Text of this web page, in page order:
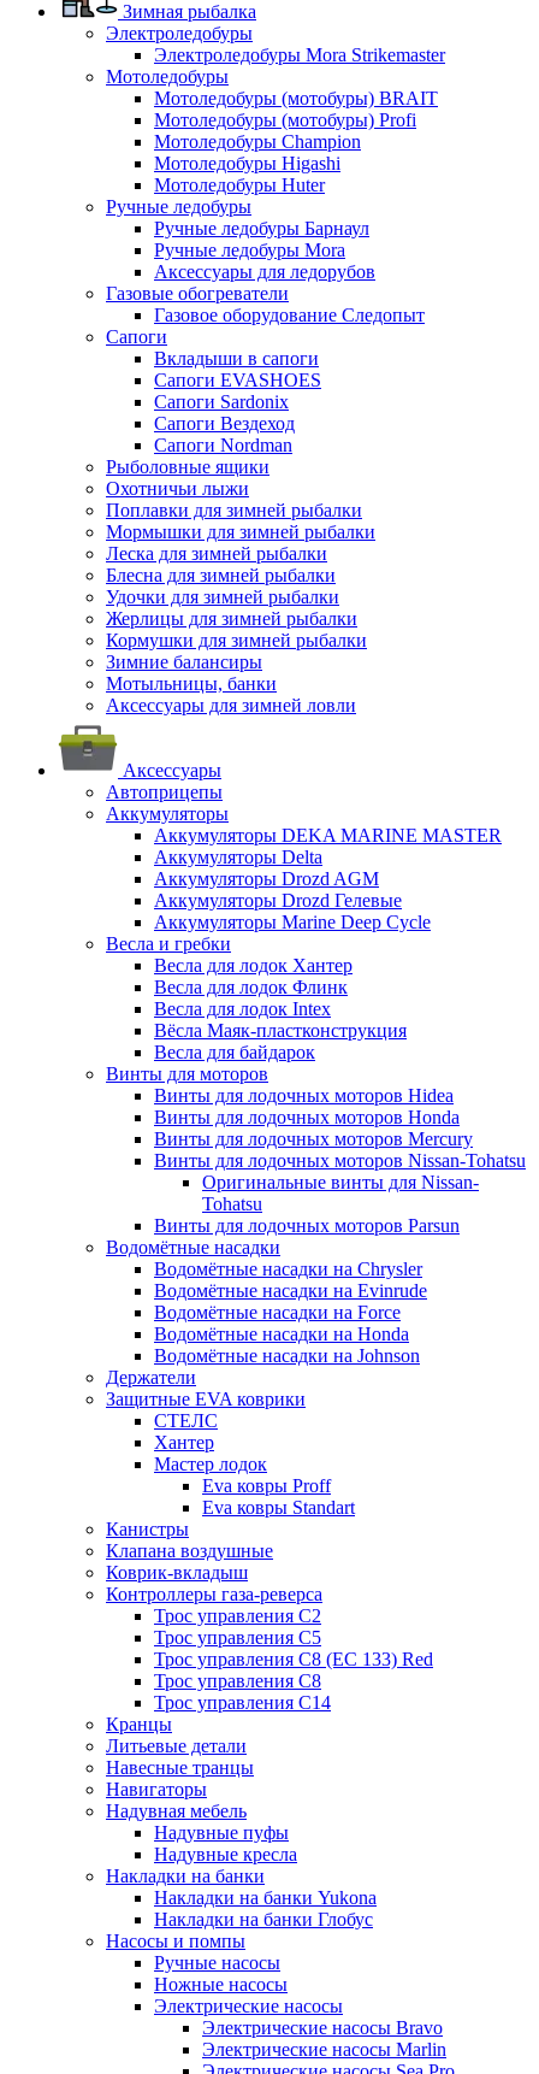
Зимная рыбалка
Электроледобуры
Электроледобуры Mora Strikemaster
Мотоледобуры
Мотоледобуры (мотобуры) BRAIT
Мотоледобуры (мотобуры) Profi
Мотоледобуры Champion
Мотоледобуры Higashi
Мотоледобуры Huter
Ручные ледобуры
Ручные ледобуры Барнаул
Ручные ледобуры Mora
Аксессуары для ледорубов
Газовые обогреватели
Газовое оборудование Следопыт
Сапоги
Вкладыши в сапоги
Сапоги EVASHOES
Сапоги Sardonix
Сапоги Вездеход
Сапоги Nordman
Рыболовные ящики
Охотничьи лыжи
Поплавки для зимней рыбалки
Мормышки для зимней рыбалки
Леска для зимней рыбалки
Блесна для зимней рыбалки
Удочки для зимней рыбалки
Жерлицы для зимней рыбалки
Кормушки для зимней рыбалки
Зимние балансиры
Мотыльницы, банки
Аксессуары для зимней ловли
Аксессуары
Автоприцепы
Аккумуляторы
Аккумуляторы DEKA MARINE MASTER
Аккумуляторы Delta
Аккумуляторы Drozd AGM
Аккумуляторы Drozd Гелевые
Аккумуляторы Marine Deep Cycle
Весла и гребки
Весла для лодок Хантер
Весла для лодок Флинк
Весла для лодок Intex
Вёсла Маяк-пластконструкция
Весла для байдарок
Винты для моторов
Винты для лодочных моторов Hidea
Винты для лодочных моторов Honda
Винты для лодочных моторов Mercury
Винты для лодочных моторов Nissan-Tohatsu
Оригинальные винты для Nissan-
Tohatsu
Винты для лодочных моторов Parsun
Водомётные насадки
Водомётные насадки на Chrysler
Водомётные насадки на Evinrude
Водомётные насадки на Force
Водомётные насадки на Honda
Водомётные насадки на Johnson
Держатели
Защитные EVA коврики
СТЕЛС
Хантер
Мастер лодок
Eva ковры Proff
Eva ковры Standart
Канистры
Клапана воздушные
Коврик-вкладыш
Контроллеры газа-реверса
Трос управления C2
Трос управления C5
Трос управления C8 (ЕС 133) Red
Трос управления C8
Трос управления C14
Кранцы
Литьевые детали
Навесные транцы
Навигаторы
Надувная мебель
Надувные пуфы
Надувные кресла
Накладки на банки
Накладки на банки Yukona
Накладки на банки Глобус
Насосы и помпы
Ручные насосы
Ножные насосы
Электрические насосы
Электрические насосы Bravo
Электрические насосы Marlin